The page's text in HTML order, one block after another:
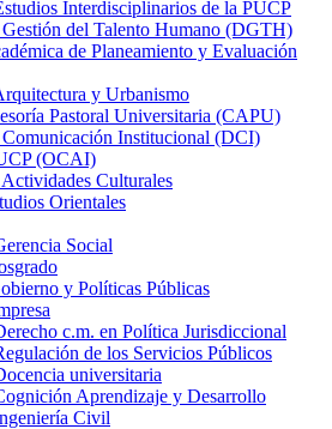
Interdisciplinarios de la PUCP
del Talento Humano (DGTH)
de Planeamiento y Evaluación
y Urbanismo
Pastoral Universitaria (CAPU)
Institucional (DCI)
(OCAI)
Culturales
Orientales
Social
y Políticas Públicas
c.m. en Política Jurisdiccional
de los Servicios Públicos
universitaria
Aprendizaje y Desarrollo
Civil